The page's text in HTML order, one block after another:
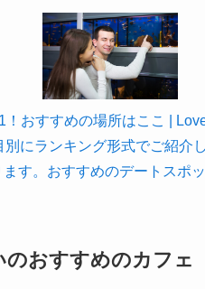
おすすめの場所はここ |
にランキング形式でご紹介
す。おすすめのデートスポ
のおすすめのカフェ